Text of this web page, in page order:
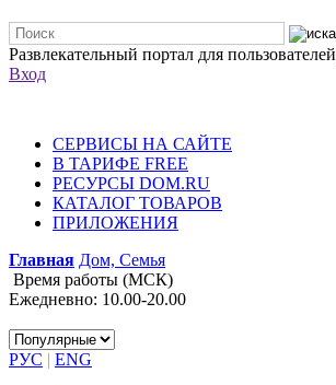
Развлекательный портал для пользователей
Вход
СЕРВИСЫ НА САЙТЕ
В ТАРИФЕ FREE
РЕСУРСЫ DOM.RU
КАТАЛОГ ТОВАРОВ
ПРИЛОЖЕНИЯ
Главная Дом, Семья
Время работы (МСК)
Ежедневно: 10.00-20.00
РУС | ENG